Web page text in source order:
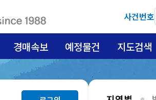
사건번호
경매속보 예정물건 지도검색